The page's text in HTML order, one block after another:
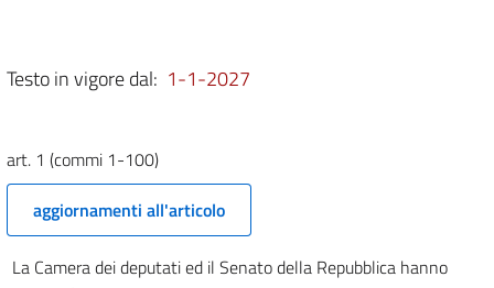
3
5
6
7
Testo in vigore dal: 1-1-2027
art. 1 (commi 1-100)
aggiornamenti all'articolo
La Camera dei deputati ed il Senato della Repubblica hanno